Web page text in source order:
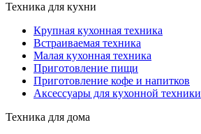
Техника для кухни
Крупная кухонная техника
Встраиваемая техника
Малая кухонная техника
Приготовление пищи
Приготовление кофе и напитков
Аксессуары для кухонной техники
Техника для дома